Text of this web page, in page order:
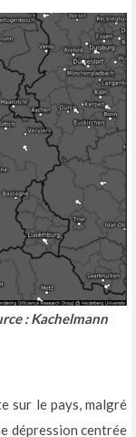
: Kachelmann
sur le pays, malgré
dépression centrée